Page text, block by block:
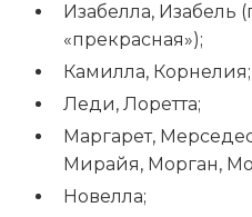
Изабелла, Изабель
«прекрасная»);
Камилла, Корнелия;
Леди, Лоретта;
Маргарет,
Мирайя, Морган,
Новелла;